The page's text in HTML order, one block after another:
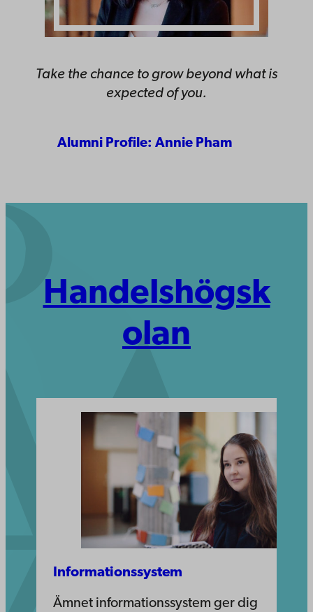
Take the chance to grow beyond what is
expected of you.
Alumni Profile: Annie Pham
Handelshögsk
olan
Informationssystem
Ämnet informationssystem ger dig